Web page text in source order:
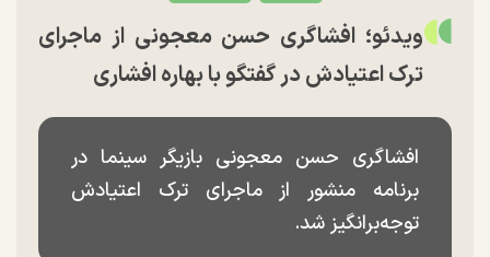
ویدئو؛ افشاگری حسن معجونی از ماجرای
ترک اعتیادش در گفتگو با بهاره افشاری
افشاگری حسن معجونی بازیگر سینما در
برنامه منشور از ماجرای ترک اعتیادش
توجه‌برانگیز شد.